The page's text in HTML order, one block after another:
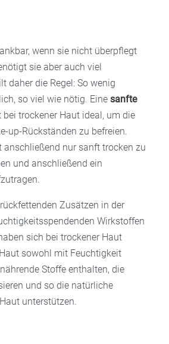
wenn sie nicht überpflegt
sie aber auch viel
daher die Regel: So wenig
so viel wie nötig. Eine sanfte
bei trockener Haut ideal, um die
up-Rückständen zu befreien.
anschließend nur sanft trocken zu
und anschließend ein
Zusätzen in der
Wirkstoffen
sich bei trockener Haut
sowohl mit Feuchtigkeit
Stoffe enthalten, die
und so die natürliche
unterstützen.